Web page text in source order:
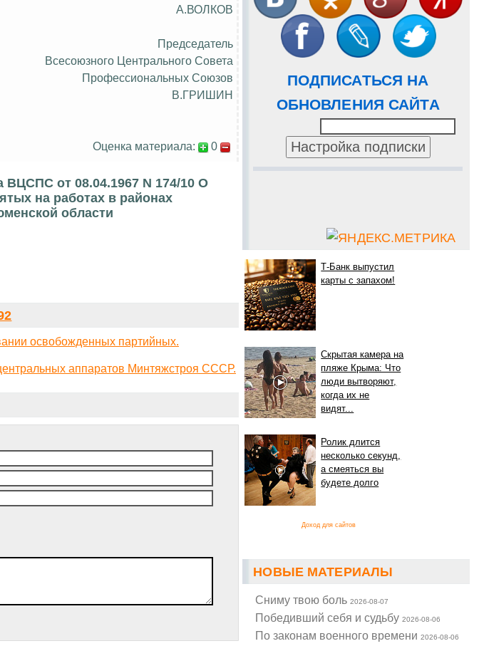
ПОДПИСАТЬСЯ НА
ОБНОВЛЕНИЯ САЙТА
Т-Банк выпустил
карты с запахом!
Скрытая камера на
пляже Крыма: Что
люди вытворяют,
когда их не
видят...
Ролик длится
несколько секунд,
а смеяться вы
будете долго
Доход для сайтов
НОВЫЕ МАТЕРИАЛЫ
Cниму твою боль2026-08-07
Победивший себя и судьбу2026-08-06
По законам военного времени2026-08-06
А.ВОЛКОВ
Председатель
Всесоюзного Центрального Совета
Профессиональных Союзов
В.ГРИШИН
Оценка материала: 0
ВЦСПС от 08.04.1967 N 174/10 О
на работах в районах
области
освобожденных партийных.
аппаратов Минтяжстроя СССР.